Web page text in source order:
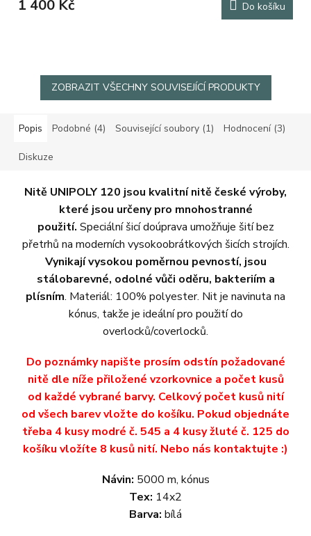
1 400 Kč Do košíku
ZOBRAZIT VŠECHNY SOUVISEJÍCÍ PRODUKTY
Popis Podobné (4) Související soubory (1) Hodnocení (3)
Diskuze
Nitě UNIPOLY 120 jsou kvalitní nitě české výroby,
které jsou určeny pro mnohostranné
použití. Speciální šicí doúprava umožňuje šití bez
přetrhů na moderních vysokoobrátkových šicích strojích.
Vynikají vysokou poměrnou pevností, jsou
stálobarevné, odolné vůči oděru, bakteriím a
plísním. Materiál: 100% polyester. Nit je navinuta na
kónus, takže je ideální pro použití do
overlocků/coverlocků.
Do poznámky napište prosím odstín požadované
nitě dle níže přiložené vzorkovnice a počet kusů
od každé vybrané barvy. Celkový počet kusů nití
od všech barev vložte do košíku. Pokud objednáte
třeba 4 kusy modré č. 545 a 4 kusy žluté č. 125 do
košíku vložíte 8 kusů nití. Nebo nás kontaktujte :)
Návin: 5000 m, kónus
Tex: 14x2
Barva: bílá